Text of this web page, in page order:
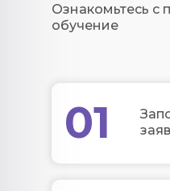
Ознакомьтесь с
обучение
01